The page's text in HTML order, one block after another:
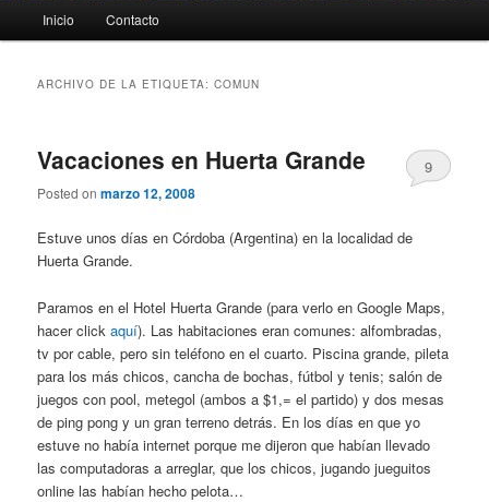
principal
Inicio Contacto
ARCHIVO DE LA ETIQUETA:COMUN
Vacaciones en Huerta Grande
Posted onmarzo 12, 2008
9
Estuve unos días en Córdoba (Argentina) en la localidad de
Huerta Grande.
Paramos en el Hotel Huerta Grande (para verlo en Google Maps,
hacer clickaquí). Las habitaciones eran comunes: alfombradas,
tv por cable, pero sin teléfono en el cuarto. Piscina grande, pileta
para los más chicos, cancha de bochas, fútbol y tenis; salón de
juegos con pool, metegol (ambos a $1,= el partido) y dos mesas
de ping pong y un gran terreno detrás. En los días en que yo
estuve no había internet porque me dijeron que habían llevado
las computadoras a arreglar, que los chicos, jugando jueguitos
online las habían hecho pelota…